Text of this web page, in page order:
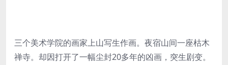
三个美术学院的画家上山写生作画。夜宿山间一座枯木
禅寺。却因打开了一幅尘封20多年的凶画，突生剧变。